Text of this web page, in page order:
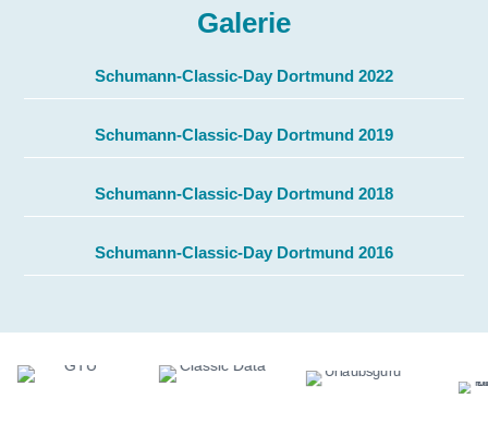
Galerie
Schumann-Classic-Day Dortmund 2022
Schumann-Classic-Day Dortmund 2019
Schumann-Classic-Day Dortmund 2018
Schumann-Classic-Day Dortmund 2016